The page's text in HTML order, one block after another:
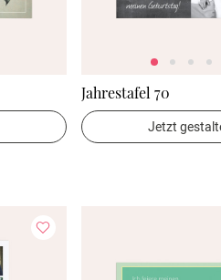
Jahrestafel 70
Jetzt